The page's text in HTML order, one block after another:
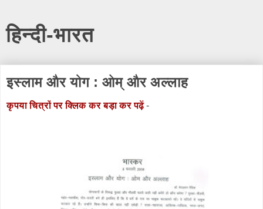
हिन्दी-भारत
इस्लाम और योग : ओम् और अल्लाह
कृपया चित्रों पर क्लिक कर बड़ा कर पढ़ें-